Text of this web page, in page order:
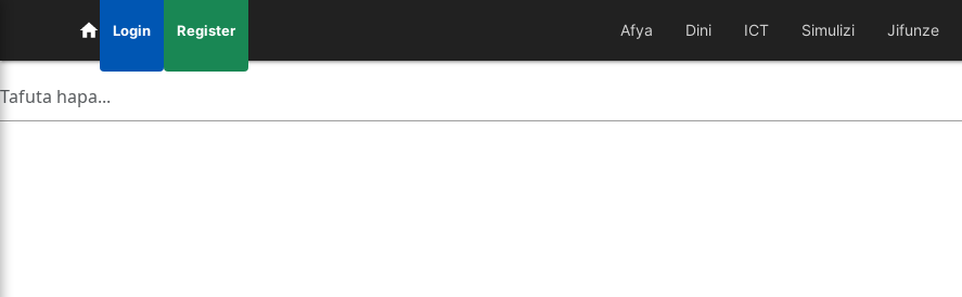
Login Register Afya Dini ICT Simulizi Jifunze